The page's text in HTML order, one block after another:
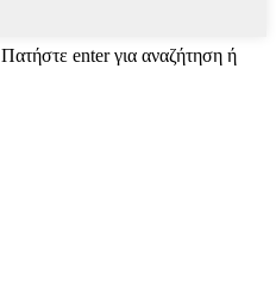
Πατήστε enter για αναζήτηση ή